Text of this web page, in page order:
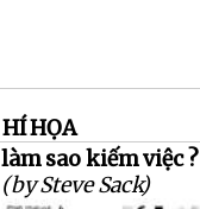
HÍ HỌA
làm sao kiếm việc ?
(by Steve Sack)